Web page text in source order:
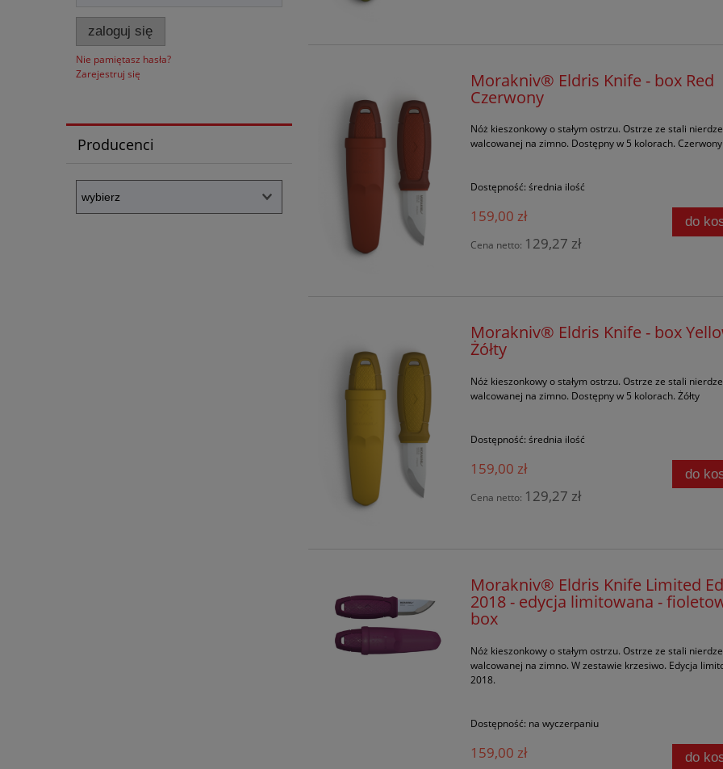
zaloguj się
Nie pamiętasz hasła?
Zarejestruj się
Producenci
Morakniv® Eldris Knife - box Red
Czerwony
Nóż kieszonkowy o stałym ostrzu. Ostrze ze stali
walcowanej na zimno. Dostępny w 5 kolorach. Czerwony
Dostępność: średnia ilość
159,00 zł
Cena netto: 129,27 zł
do
Morakniv® Eldris Knife - box
Żółty
Nóż kieszonkowy o stałym ostrzu. Ostrze ze stali
walcowanej na zimno. Dostępny w 5 kolorach. Żółty
Dostępność: średnia ilość
159,00 zł
Cena netto: 129,27 zł
do
Morakniv® Eldris Knife Limited
2018 - edycja limitowana -
box
Nóż kieszonkowy o stałym ostrzu. Ostrze ze stali
walcowanej na zimno. W zestawie krzesiwo. Edycja
2018.
Dostępność: na wyczerpaniu
159,00 zł do